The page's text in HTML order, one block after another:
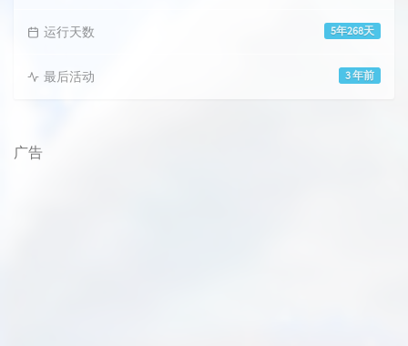
5年268天
运行天数
3 年前
最后活动
广告